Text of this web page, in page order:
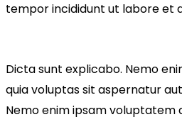
tempor incididunt ut labore et
Dicta sunt explicabo. Nemo
quia voluptas sit aspernatur
Nemo enim ipsam voluptatem